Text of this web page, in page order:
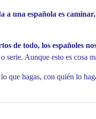
a una española es
de todo, los españoles
serie. Aunque esto es cosa
lo que hagas, con quién lo